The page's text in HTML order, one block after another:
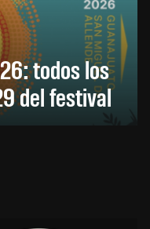
todos los
del festival